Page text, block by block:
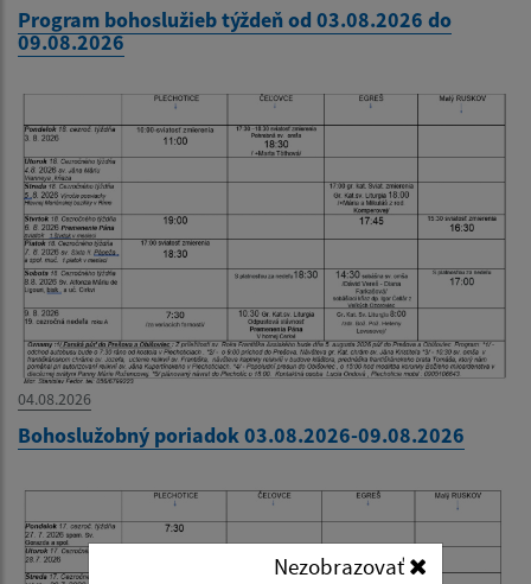
Nezobrazovať
Program bohoslužieb týždeň od 03.08.2026 do
09.08.2026
04.08.2026
Bohoslužobný poriadok 03.08.2026-09.08.2026